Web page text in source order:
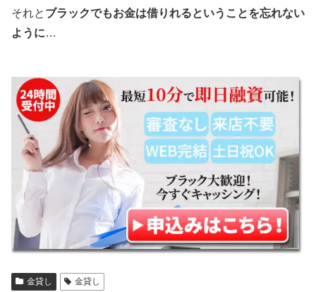
それと ブラックでもお金は借りれるということを忘れない
ように…
金貸し 金貸し